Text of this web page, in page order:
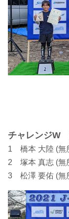
チャレンジW
1 橋本 大陸 (無
2 塚本 真志 (無
3 松澤 要佑 (無